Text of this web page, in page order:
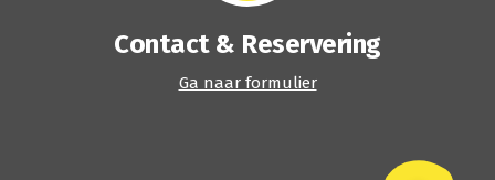
Contact & Reservering
Ga naar formulier